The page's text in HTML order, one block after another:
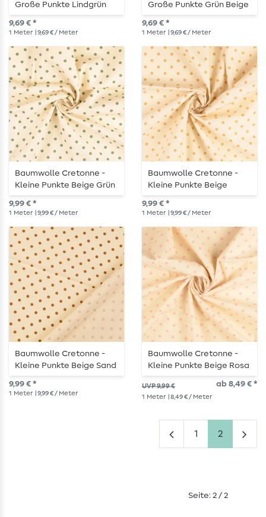
Große Punkte Lindgrün
Beige Wash
9,69 € *
1 Meter | 9,69 € / Meter
Große Punkte Grün Beige
Wash
9,69 € *
1 Meter | 9,69 € / Meter
Baumwolle Cretonne -
Kleine Punkte Beige Grün
Wash
9,99 € *
1 Meter | 9,99 € / Meter
Baumwolle Cretonne -
Kleine Punkte Beige
Braun Wash
9,99 € *
1 Meter | 9,99 € / Meter
Baumwolle Cretonne -
Kleine Punkte Beige Sand
Wash
9,99 € *
1 Meter | 9,99 € / Meter
Baumwolle Cretonne -
Kleine Punkte Beige Rosa
Wash
UVP 9,99 € ab 8,49 € *
1 Meter | 8,49 € / Meter
1 2
Seite: 2 / 2